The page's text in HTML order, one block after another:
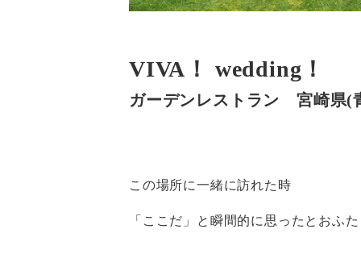
VIVA！ wedding！
ガーデンレストラン 宮崎県(
この場所に一緒に訪れた時
「ここだ」と瞬間的に思ったとおふ